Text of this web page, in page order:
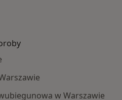
w Warszawie